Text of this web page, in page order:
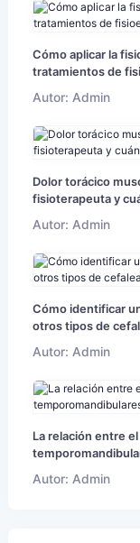
Cómo aplicar la
tratamientos de
Autor: Admin
Dolor torácico
fisioterapeuta y
Autor: Admin
Cómo identificar
otros tipos de
Autor: Admin
La relación entre
Autor: Admin